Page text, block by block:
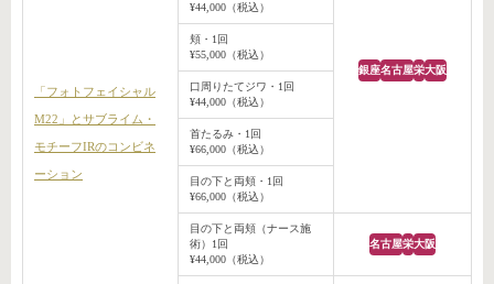
「フォトフェイシャル
M22」とサブライム・
モチーフIRのコンビネ
ーション
銀座名古屋栄大阪
¥44,000（税込）
頬・1回
¥55,000（税込）
口周りたてジワ・1回
¥44,000（税込）
首たるみ・1回
¥66,000（税込）
目の下と両頬・1回
¥66,000（税込）
目の下と両頬（ナース施
術）1回
¥44,000（税込）
名古屋栄大阪